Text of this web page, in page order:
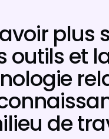
plus
outils et
de